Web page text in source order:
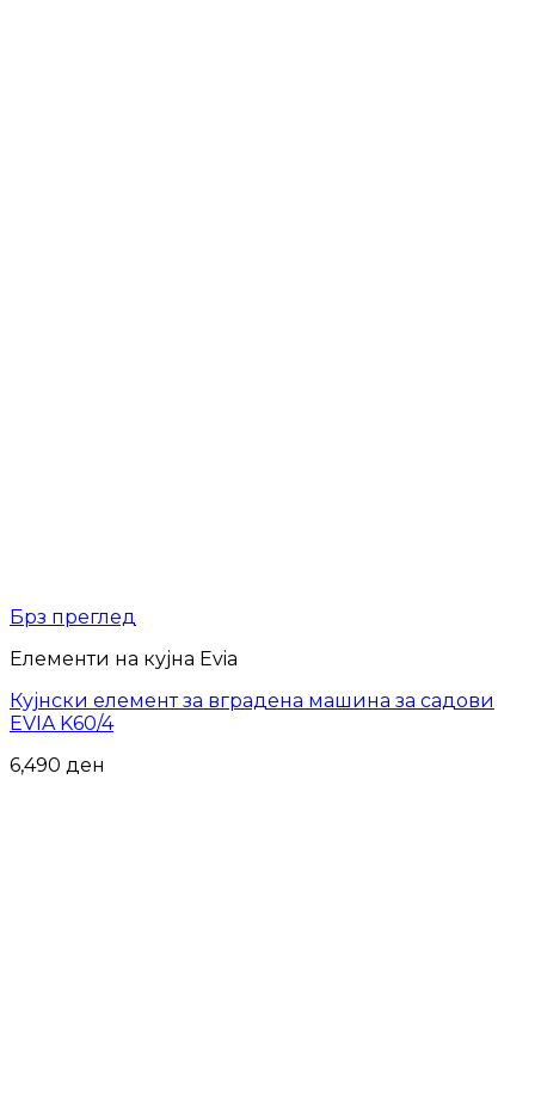
Брз преглед
Елементи на кујна Evia
Кујнски елемент за вградена машина за садови
EVIA K60/4
6,490 ден